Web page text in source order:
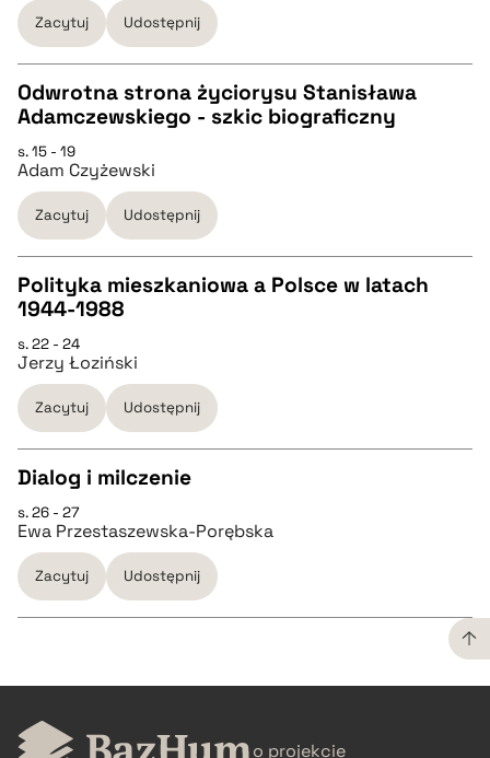
BIBTEX
pobierz cytat
Zacytuj Udostępnij
pobierz cytat
BIBTEX
Odwrotna strona życiorysu Stanisława
Adamczewskiego - szkic biograficzny
s. 15 - 19
Adam Czyżewski
Zacytuj Udostępnij
pobierz cytat
BIBTEX
pobierz cytat
Polityka mieszkaniowa a Polsce w latach
1944-1988
s. 22 - 24
Jerzy Łoziński
Zacytuj Udostępnij
CZYSTY TEKST
pobierz cytat
Dialog i milczenie
s. 26 - 27
Ewa Przestaszewska-Porębska
Zacytuj Udostępnij
CZYSTY TEKST
pobierz cytat o projekcie